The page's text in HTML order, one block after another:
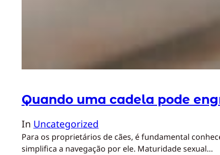
Quando uma cadela pode
In Uncategorized
Para os proprietários de cães, é fundamental
simplifica a navegação por ele. Maturidade sexual…